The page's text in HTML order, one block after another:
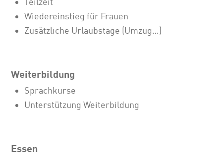
Wiedereinstieg für Frauen
Zusätzliche Urlaubstage (Umzug…)
Weiterbildung
Sprachkurse
Unterstützung Weiterbildung
Essen